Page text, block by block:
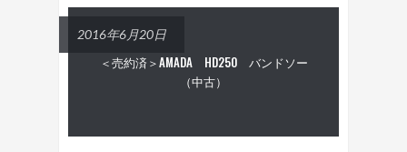
2016年6月20日
＜売約済＞AMADA HD250 バンドソー
（中古）